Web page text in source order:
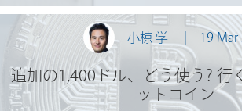
小椋 学 19 Mar
追加の1,400ドル、どう使う? 行
ットコイン